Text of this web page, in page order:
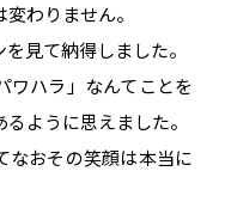
わりません。
見て納得しました。
ワハラ」なんてことを
ように思えました。
なおその笑顔は本当に